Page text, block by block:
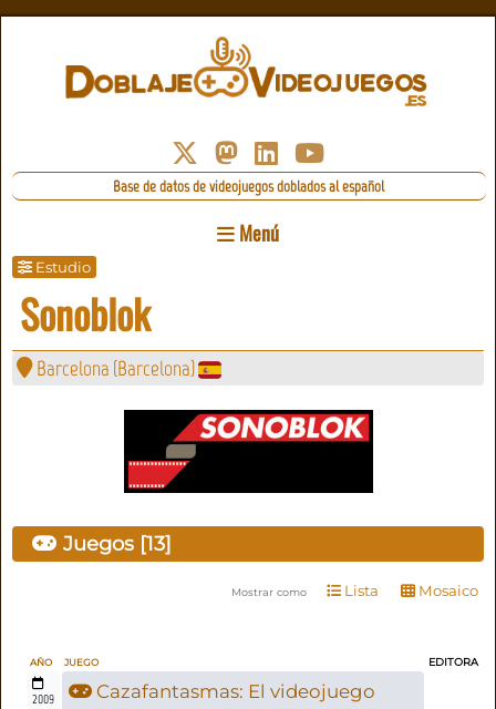
Base de datos de videojuegos doblados al español
Menú
Estudio
Sonoblok
Barcelona (Barcelona)
Juegos [13]
Mostrar como Lista Mosaico
AÑO JUEGO EDITORA
2009 Cazafantasmas: El videojuego